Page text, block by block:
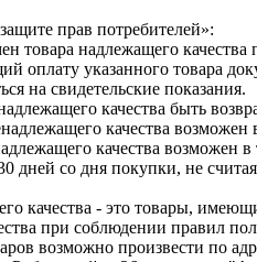
прав потребителей»:
товара надлежащего
оплату указанного товара
на свидетельские показания.
качества быть
качества
качества возможен в
дней со дня покупки, не
качества - это товары,
при соблюдении правил
возможно произвести по